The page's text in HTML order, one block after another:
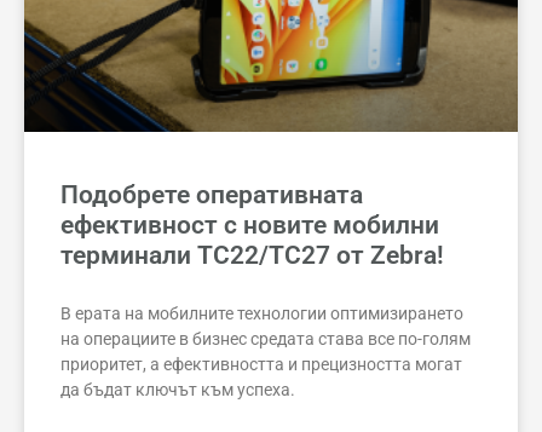
Подобрете оперативната
ефективност с новите мобилни
терминали TC22/TC27 от Zebra!
В ерата на мобилните технологии оптимизирането
на операциите в бизнес средата става все по-голям
приоритет, а ефективността и прецизността могат
да бъдат ключът към успеха.